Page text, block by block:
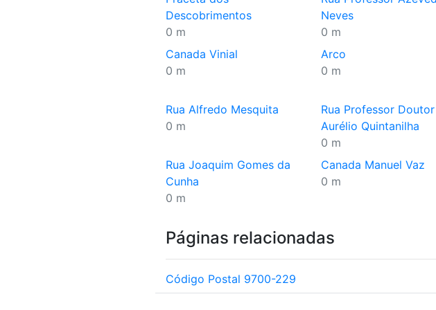
Descobrimentos
0 m
Neves
0 m
Canada Vinial
0 m
Arco
0 m
Rua Alfredo Mesquita
0 m
Rua Professor Doutor
Aurélio Quintanilha
0 m
Rua Joaquim Gomes da
Cunha
0 m
Canada Manuel Vaz
0 m
Páginas relacionadas
Código Postal 9700-229